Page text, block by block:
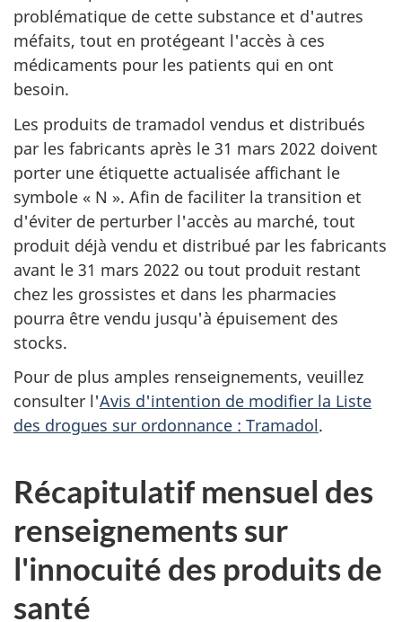
problématique de cette substance et d'autres
méfaits, tout en protégeant l'accès à ces
médicaments pour les patients qui en ont
besoin.
Les produits de tramadol vendus et distribués
par les fabricants après le 31 mars 2022 doivent
porter une étiquette actualisée affichant le
symbole « N ». Afin de faciliter la transition et
d'éviter de perturber l'accès au marché, tout
produit déjà vendu et distribué par les fabricants
avant le 31 mars 2022 ou tout produit restant
chez les grossistes et dans les pharmacies
pourra être vendu jusqu'à épuisement des
stocks.
Pour de plus amples renseignements, veuillez
consulter l'Avis d'intention de modifier la Liste
des drogues sur ordonnance : Tramadol.
Récapitulatif mensuel des
renseignements sur
l'innocuité des produits de
santé